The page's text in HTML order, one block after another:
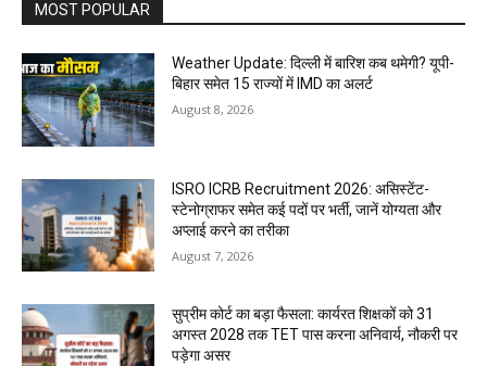
MOST POPULAR
Weather Update: दिल्ली में बारिश कब थमेगी? यूपी-
बिहार समेत 15 राज्यों में IMD का अलर्ट
August 8, 2026
ISRO ICRB Recruitment 2026: असिस्टेंट-
स्टेनोग्राफर समेत कई पदों पर भर्ती, जानें योग्यता और
अप्लाई करने का तरीका
August 7, 2026
सुप्रीम कोर्ट का बड़ा फैसला: कार्यरत शिक्षकों को 31
अगस्त 2028 तक TET पास करना अनिवार्य, नौकरी पर
पड़ेगा असर